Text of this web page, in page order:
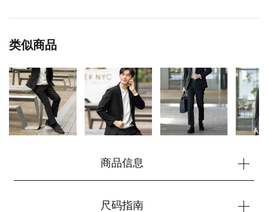
类似商品
商品信息
尺码指南